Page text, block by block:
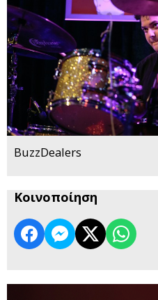
BuzzDealers
Κοινοποίηση